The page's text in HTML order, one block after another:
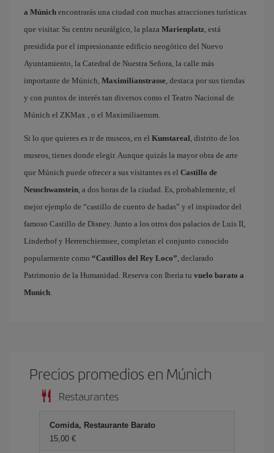
a Múnich encontrarás una ciudad con muchas atracciones turísticas
que visitar. Su centro neurálgico, la plaza Marienplatz, está
presidida por el impresionante edificio neogótico del Nuevo
Ayuntamiento, la Catedral de Nuestra Señora, la calle más
importante de Múnich, Maximilianstrasse, destaca por sus tiendas
y con puntos de interés tan diversos como el Teatro Nacional de
Múnich el ZKMax , o el Maximiliaenum.
Si lo que quieres es ir de museos, en el Kunstareal, distrito de los
museos, tienes donde elegir. Aunque quizás la mayor obra de arte
que Múnich puede ofrecer a sus visitantes es el Castillo de
Neuschwanstein, a dos horas de la ciudad. Es, probablemente, el
mejor ejemplo de “castillo de cuento de hadas” y el inspirador del
famoso Castillo de Disney. Junto a los otros dos palacios de Luis II,
Linderhof y Herrenchiemsee, completan el conjunto conocido
popularmente como “Castillos del Rey Loco”, declarado
Patrimonio de la Humanidad. Reserva con Iberia tu vuelo barato a
Munich.
Precios promedios en Múnich
Restaurantes
Comida, Restaurante Barato
15,00 €